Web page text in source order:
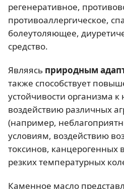
регенеративное,
противоаллергическое,
болеутоляющее,
средство.
Являясь природным
также способствует
устойчивости организма к
воздействию различных
(например,
условиям, воздействию
токсинов, канцерогенных
резких температурных
Каменное масло